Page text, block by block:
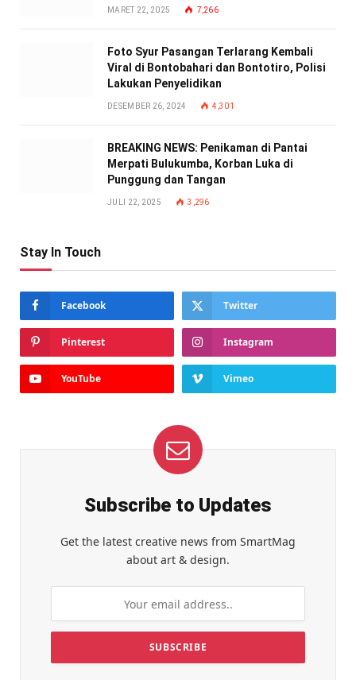
MARET 22, 2025 7,266
Foto Syur Pasangan Terlarang Kembali
Viral di Bontobahari dan Bontotiro, Polisi
Lakukan Penyelidikan
DESEMBER 26, 2024 4,301
BREAKING NEWS: Penikaman di Pantai
Merpati Bulukumba, Korban Luka di
Punggung dan Tangan
JULI 22, 2025 3,296
Stay In Touch
Facebook Twitter
Pinterest Instagram
YouTube Vimeo
Subscribe to Updates
Get the latest creative news from SmartMag
about art & design.